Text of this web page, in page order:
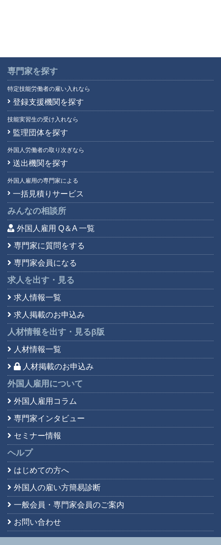
専門家を探す
特定技能労働者の雇い入れなら
登録支援機関を探す
技能実習生の受け入れなら
監理団体を探す
外国人労働者の取り次ぎなら
送出機関を探す
外国人雇用の専門家による
一括見積りサービス
みんなの相談所
外国人雇用 Q＆A 一覧
専門家に質問をする
専門家会員になる
求人を出す・見る
求人情報一覧
求人掲載のお申込み
人材情報を出す・見るβ版
人材情報一覧
人材掲載のお申込み
外国人雇用について
外国人雇用コラム
専門家インタビュー
セミナー情報
ヘルプ
はじめての方へ
外国人の雇い方簡易診断
一般会員・専門家会員のご案内
お問い合わせ